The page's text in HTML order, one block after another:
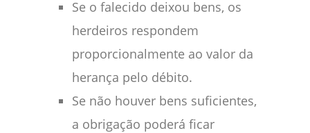
Se o falecido deixou bens, os
herdeiros respondem
proporcionalmente ao valor da
herança pelo débito.
Se não houver bens suficientes,
a obrigação poderá ficar